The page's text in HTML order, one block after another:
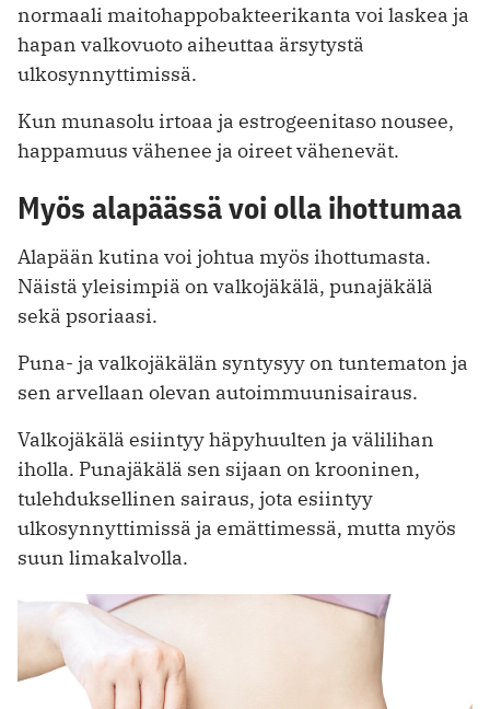
normaali maitohappobakteerikanta voi laskea ja
hapan valkovuoto aiheuttaa ärsytystä
ulkosynnyttimissä.
Kun munasolu irtoaa ja estrogeenitaso nousee,
happamuus vähenee ja oireet vähenevät.
Myös alapäässä voi olla ihottumaa
Alapään kutina voi johtua myös ihottumasta.
Näistä yleisimpiä on valkojäkälä, punajäkälä
sekä psoriaasi.
Puna- ja valkojäkälän syntysyy on tuntematon ja
sen arvellaan olevan autoimmuunisairaus.
Valkojäkälä esiintyy häpyhuulten ja välilihan
iholla. Punajäkälä sen sijaan on krooninen,
tulehduksellinen sairaus, jota esiintyy
ulkosynnyttimissä ja emättimessä, mutta myös
suun limakalvolla.